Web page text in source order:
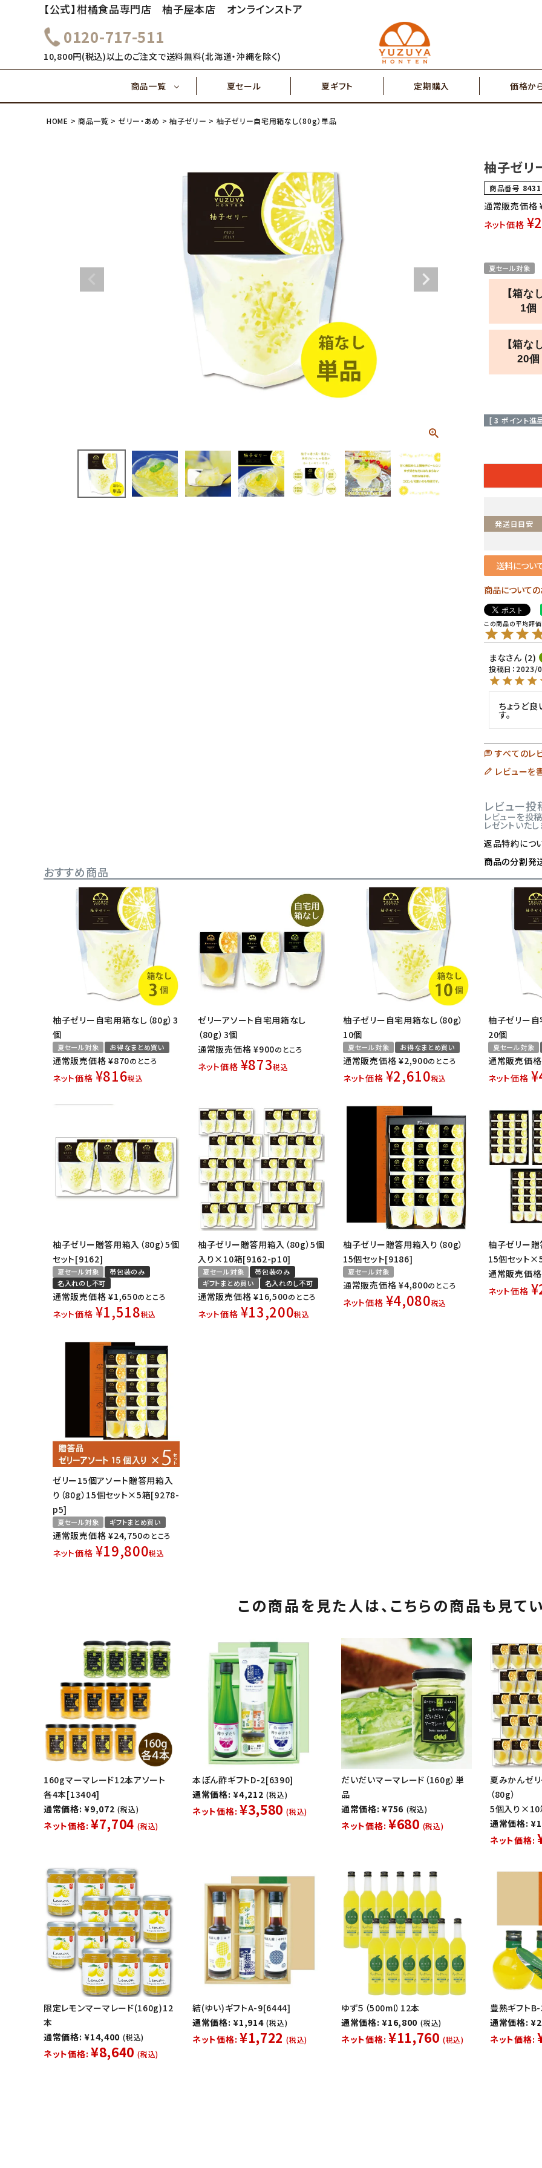
【公式】柑橘食品専門店 柚子屋本店 オンラインストア
0120-717-511
10,800円(税込)以上のご注文で送料無料(北海道・沖縄を除く)
商品一覧
搾り果汁100％ 辛味調味料・塩
その他特産品
夏セール 夏ギフト 定期購入 価格か
4,000円～ 5,000円～ 7,000
健康飲料
搾り果汁100％ 辛味調味料・塩
～1,000円 2,000円～
5,000円～ 7,000円～
HOME 商品一覧 ゼリー・あめ 柚子ゼリー 柚子ゼリー自宅用箱なし（80g）単品
柚子ゼリ
商品番号 8431
通常販売価格
ネット価格 ¥
夏セール対象
【箱な
1個
【箱な
20個
[ 3 ポイント進
発送日目安
送料につい
商品について
まな 2
投稿日 2023/
ちょうど良
す。
すべてのレ
レビューを
レビュー
レビューを投
レゼントいたし
返品特約につ
商品の分割発
おすすめ商品
柚子ゼリー自宅用箱なし（80g）3
個
夏セール対象 お得なまとめ買い
通常販売価格 ¥870のところ
ネット価格 ¥816税込
ゼリーアソート自宅用箱なし
（80g）3個
通常販売価格 ¥900のところ
ネット価格 ¥873税込
柚子ゼリー自宅用箱なし（80g）
10個
夏セール対象 お得なまとめ買い
通常販売価格 ¥2,900のところ
ネット価格 ¥2,610税込
柚子ゼリー自
20個
夏セール対象
通常販売価格
ネット価格 ¥
柚子ゼリー贈答用箱入（80g）5個
セット[9162]
夏セール対象
帯包装のみ
名入れのし不可
通常販売価格 ¥1,650のところ
ネット価格 ¥1,518税込
柚子ゼリー贈答用箱入（80g）5個
入り×10箱[9162-p10]
夏セール対象
帯包装のみ
ギフトまとめ買い
名入れのし不可
通常販売価格 ¥16,500のところ
ネット価格 ¥13,200税込
柚子ゼリー贈答用箱入り（80g）
15個セット[9186]
夏セール対象
通常販売価格 ¥4,800のところ
ネット価格 ¥4,080税込
柚子ゼリー贈
15個セット
通常販売価格
ネット価格 ¥
ゼリー15個アソート贈答用箱入
り（80g）15個セット×5箱[9278-
p5]
夏セール対象 ギフトまとめ買い
通常販売価格 ¥24,750のところ
ネット価格 ¥19,800税込
この商品を見た人は、 こちらの商品も見て
160gマーマレード12本アソート
各4本[13404]
通常価格: ¥9,072 (税込)
ネット価格: ¥7,704 (税込)
本ぽん酢ギフトD-2[6390]
通常価格: ¥4,212 (税込)
ネット価格: ¥3,580 (税込)
だいだいマーマレード（160g）単
品
通常価格: ¥756 (税込)
ネット価格: ¥680 (税込)
夏みかんゼ
（80g）
5個入り
通常価格:
ネット価格:
限定レモンマーマレード(160g)12
本
通常価格: ¥14,400 (税込)
ネット価格: ¥8,640 (税込)
結(ゆい)ギフトA-9[6444]
通常価格: ¥1,914 (税込)
ネット価格: ¥1,722 (税込)
ゆず５（500ml）12本
通常価格: ¥16,800 (税込)
ネット価格: ¥11,760 (税込)
豊熟ギフト
通常価格:
ネット価格: